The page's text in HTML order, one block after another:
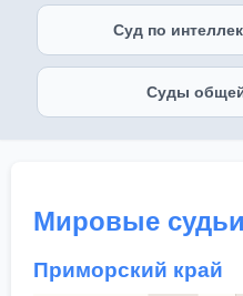
Суд по
Суды
Мировые судьи
Приморский край